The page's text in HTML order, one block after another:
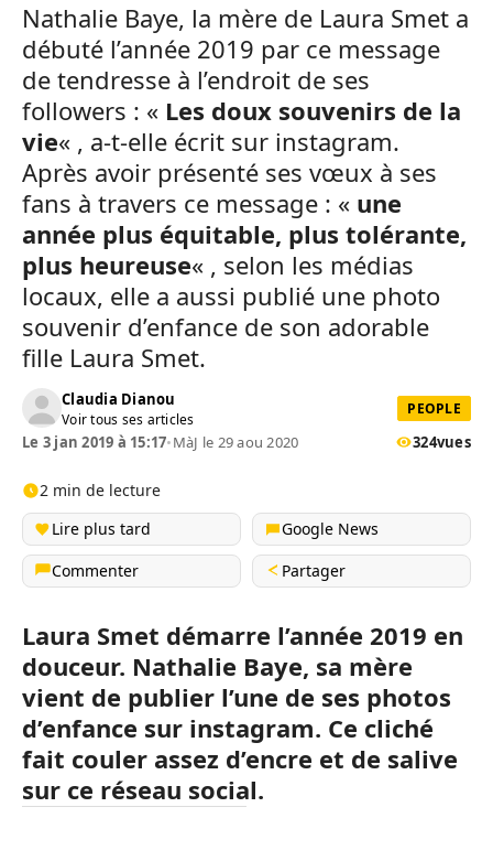
Nathalie Baye, la mère de Laura Smet a
débuté l’année 2019 par ce message
de tendresse à l’endroit de ses
followers : « Les doux souvenirs de la
vie« , a-t-elle écrit sur instagram.
Après avoir présenté ses vœux à ses
fans à travers ce message : « une
année plus équitable, plus tolérante,
plus heureuse« , selon les médias
locaux, elle a aussi publié une photo
souvenir d’enfance de son adorable
fille Laura Smet.
Claudia Dianou
Voir tous ses articles
PEOPLE
Le 3 jan 2019 à 15:17•MàJ le 29 aou 2020 324vues
2 min de lecture
Lire plus tard
Google News
Commenter
Partager
Laura Smet démarre l’année 2019 en
douceur. Nathalie Baye, sa mère
vient de publier l’une de ses photos
d’enfance sur instagram. Ce cliché
fait couler assez d’encre et de salive
sur ce réseau social.